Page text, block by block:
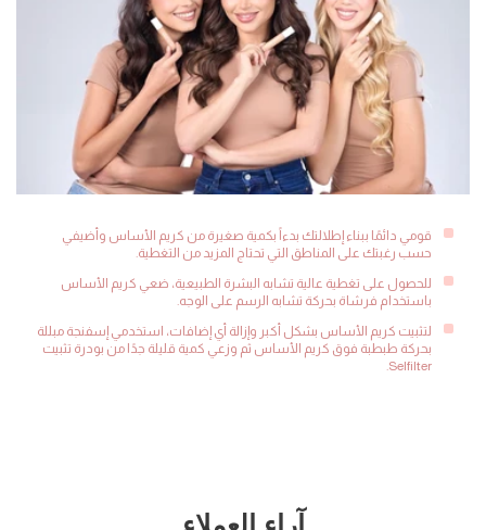
قومي دائمًا ببناء إطلالتك بدءاً بكمية صغيرة من كريم الأساس وأضيفي
حسب رغبتك على المناطق التي تحتاج المزيد من التغطية.
للحصول على تغطية عالية تشابه البشرة الطبيعية، ضعي كريم الأساس
باستخدام فرشاة بحركة تشابه الرسم على الوجه.
لتثبيت كريم الأساس بشكل أكبر وإزالة أي إضافات، استخدمي إسفنجة مبللة
بحركة طبطبة فوق كريم الأساس ثم وزعي كمية قليلة جدًا من بودرة تثبيت
Selfilter.